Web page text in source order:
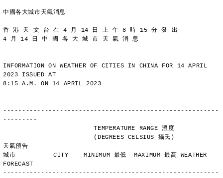
中國各大城市天氣消息
香 港 天 文 台 在 4 月 14 日 上 午 8 時 15 分 發 出
4 月 14 日 中 國 各 大 城 市 天 氣 消 息
INFORMATION ON WEATHER OF CITIES IN CHINA FOR 14 APRIL
2023 ISSUED AT
8:15 A.M. ON 14 APRIL 2023
---------------------------------------------------------
---------
                        TEMPERATURE RANGE 溫度
天氣預告
城市          CITY    MINIMUM 最低  MAXIMUM 最高 WEATHER
FORECAST
---------------------------------------------------------